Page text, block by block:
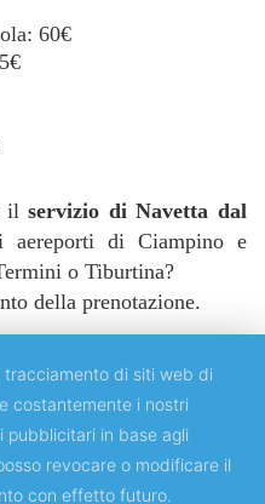
60€
ilservizio di Navetta dal
aereporti di Ciampino e
o Tiburtina?
della prenotazione.
di Roma "Tor Vergata"
tracciamento di siti web di
costantemente i nostri
pubblicitari in base agli
revocare o modificare il
con effetto futuro.